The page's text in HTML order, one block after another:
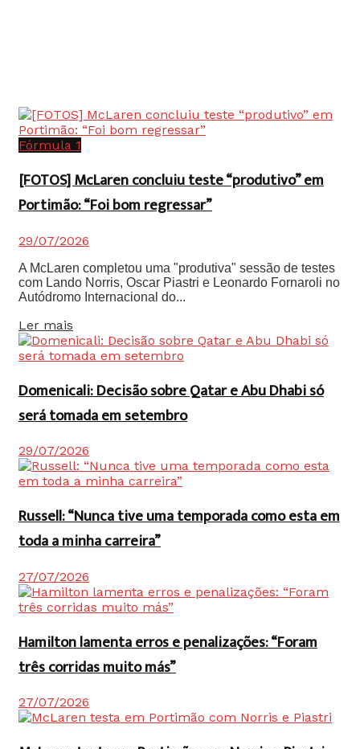
Fórmula 1
[FOTOS] McLaren concluiu teste “produtivo” em
Portimão: “Foi bom regressar”
29/07/2026
A McLaren completou uma "produtiva" sessão de testes
com Lando Norris, Oscar Piastri e Leonardo Fornaroli no
Autódromo Internacional do...
Ler mais
Domenicali: Decisão sobre Qatar e Abu Dhabi só
será tomada em setembro
29/07/2026
Russell: “Nunca tive uma temporada como esta em
toda a minha carreira”
27/07/2026
Hamilton lamenta erros e penalizações: “Foram
três corridas muito más”
27/07/2026